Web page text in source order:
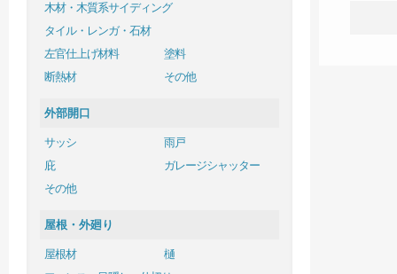
木材・木質系サイディング
タイル・レンガ・石材
左官仕上げ材料
塗料
断熱材
その他
外部開口
サッシ
雨戸
庇
ガレージシャッター
その他
屋根・外廻り
屋根材
樋